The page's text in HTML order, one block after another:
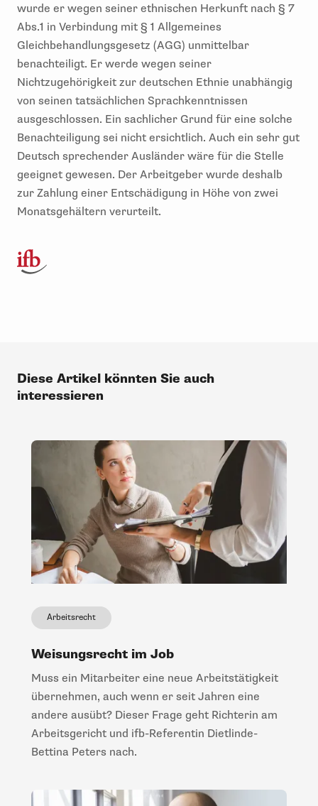
wurde er wegen seiner ethnischen Herkunft nach § 7
Abs.1 in Verbindung mit § 1 Allgemeines
Gleichbehandlungsgesetz (AGG) unmittelbar
benachteiligt. Er werde wegen seiner
Nichtzugehörigkeit zur deutschen Ethnie unabhängig
von seinen tatsächlichen Sprachkenntnissen
ausgeschlossen. Ein sachlicher Grund für eine solche
Benachteiligung sei nicht ersichtlich. Auch ein sehr gut
Deutsch sprechender Ausländer wäre für die Stelle
geeignet gewesen. Der Arbeitgeber wurde deshalb
zur Zahlung einer Entschädigung in Höhe von zwei
Monatsgehältern verurteilt.
Diese Artikel könnten Sie auch
interessieren
Arbeitsrecht
Weisungsrecht im Job
Muss ein Mitarbeiter eine neue Arbeitstätigkeit
übernehmen, auch wenn er seit Jahren eine
andere ausübt? Dieser Frage geht Richterin am
Arbeitsgericht und ifb-Referentin Dietlinde-
Bettina Peters nach.